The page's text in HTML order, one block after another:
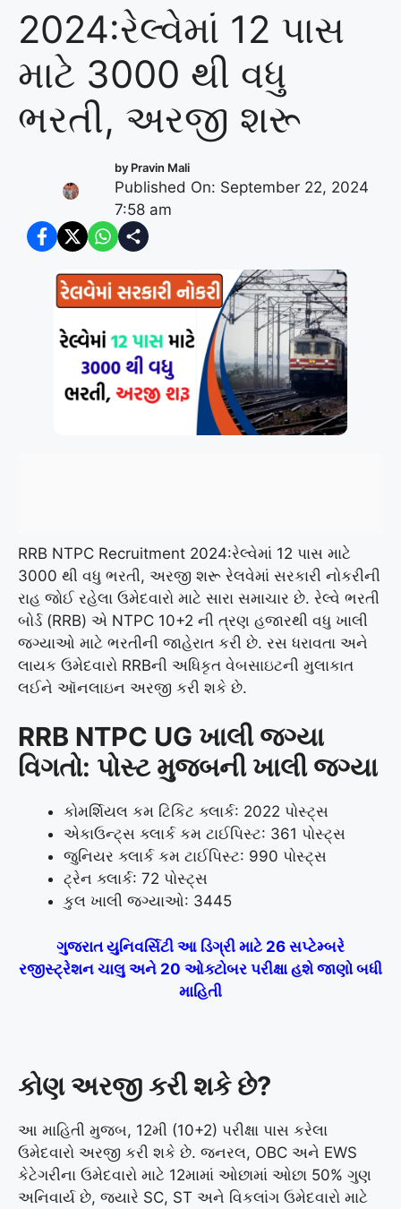
2024:રેલ્વેમાં 12 પાસ
માટે 3000 થી વધુ
ભરતી, અરજી શરૂ
by Pravin Mali
Published On: September 22, 2024
7:58 am
RRB NTPC Recruitment 2024:રેલ્વેમાં 12 પાસ માટે
3000 થી વધુ ભરતી, અરજી શરૂ રેલવેમાં સરકારી નોકરીની
રાહ જોઈ રહેલા ઉમેદવારો માટે સારા સમાચાર છે. રેલ્વે ભરતી
બોર્ડ (RRB) એ NTPC 10+2 ની ત્રણ હજારથી વધુ ખાલી
જગ્યાઓ માટે ભરતીની જાહેરાત કરી છે. રસ ધરાવતા અને
લાયક ઉમેદવારો RRBની અધિકૃત વેબસાઇટની મુલાકાત
લઈને ઑનલાઇન અરજી કરી શકે છે.
RRB NTPC UG ખાલી જગ્યા
વિગતો: પોસ્ટ મુજબની ખાલી જગ્યા
કોમર્શિયલ કમ ટિકિટ ક્લાર્ક: 2022 પોસ્ટ્સ
એકાઉન્ટ્સ ક્લાર્ક કમ ટાઈપિસ્ટ: 361 પોસ્ટ્સ
જુનિયર ક્લાર્ક કમ ટાઈપિસ્ટ: 990 પોસ્ટ્સ
ટ્રેન ક્લાર્ક: 72 પોસ્ટ્સ
કુલ ખાલી જગ્યાઓ: 3445
ગુજરાત યુનિવર્સિટી આ ડિગ્રી માટે 26 સપ્ટેમ્બરે
રજીસ્ટ્રેશન ચાલુ અને 20 ઓક્ટોબર પરીક્ષા હશે જાણો બધી
માહિતી
કોણ અરજી કરી શકે છે?
આ માહિતી મુજબ, 12મી (10+2) પરીક્ષા પાસ કરેલા
ઉમેદવારો અરજી કરી શકે છે. જનરલ, OBC અને EWS
કેટેગરીના ઉમેદવારો માટે 12મામાં ઓછામાં ઓછા 50% ગુણ
અનિવાર્ય છે, જ્યારે SC, ST અને વિકલાંગ ઉમેદવારો માટે